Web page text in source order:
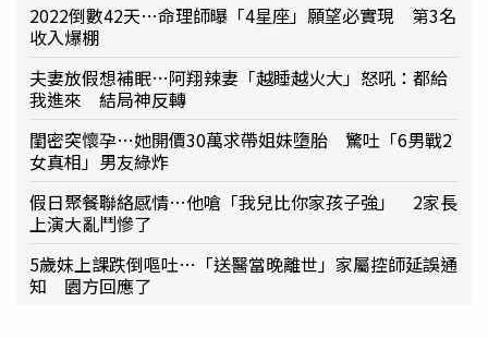
2022倒數42天…命理師曝「4星座」願望必實現 第3名
收入爆棚
夫妻放假想補眠…阿翔辣妻「越睡越火大」怒吼：都給
我進來 結局神反轉
閨密突懷孕…她開價30萬求帶姐妹墮胎 驚吐「6男戰2
女真相」男友綠炸
假日聚餐聯絡感情…他嗆「我兒比你家孩子強」 2家長
上演大亂鬥慘了
5歲妹上課跌倒嘔吐…「送醫當晚離世」家屬控師延誤通
知 園方回應了